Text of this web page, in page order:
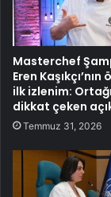
Masterchef
Eren
ilk izlenim:
dikkat çeken
Temmuz 31, 2026